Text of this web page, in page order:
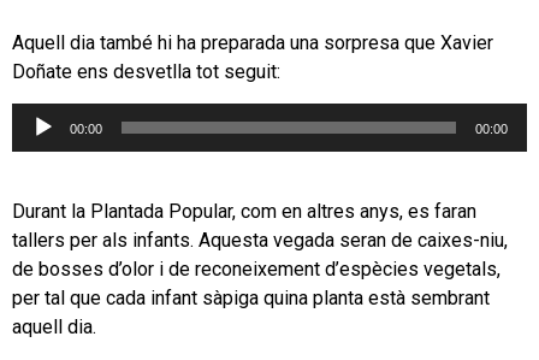
Aquell dia també hi ha preparada una sorpresa que Xavier
Doñate ens desvetlla tot seguit:
Reproductor
00:00 00:00
Durant la Plantada Popular, com en altres anys, es faran
tallers per als infants. Aquesta vegada seran de caixes-niu,
de bosses d’olor i de reconeixement d’espècies vegetals,
per tal que cada infant sàpiga quina planta està sembrant
aquell dia.